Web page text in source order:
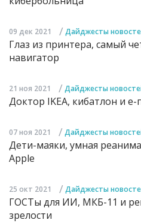
09 дек 2021 / Дайджесты
Глаз из принтера, самый
навигатор
21 ноя 2021 / Дайджесты
Доктор IKEA, кибатлон и е-
07 ноя 2021 / Дайджесты
Дети-маяки, умная
Apple
25 окт 2021 / Дайджесты
ГОСТы для ИИ, МКБ-11 и
зрелости